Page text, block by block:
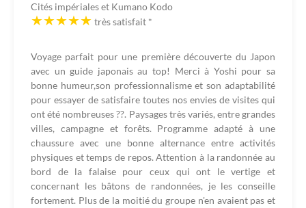
Cités impériales et Kumano Kodo
très satisfait *
Voyage parfait pour une première découverte du Japon
avec un guide japonais au top! Merci à Yoshi pour sa
bonne humeur,son professionnalisme et son adaptabilité
pour essayer de satisfaire toutes nos envies de visites qui
ont été nombreuses ??. Paysages très variés, entre grandes
villes, campagne et forêts. Programme adapté à une
chaussure avec une bonne alternance entre activités
physiques et temps de repos. Attention à la randonnée au
bord de la falaise pour ceux qui ont le vertige et
concernant les bâtons de randonnées, je les conseille
fortement. Plus de la moitié du groupe n'en avaient pas et